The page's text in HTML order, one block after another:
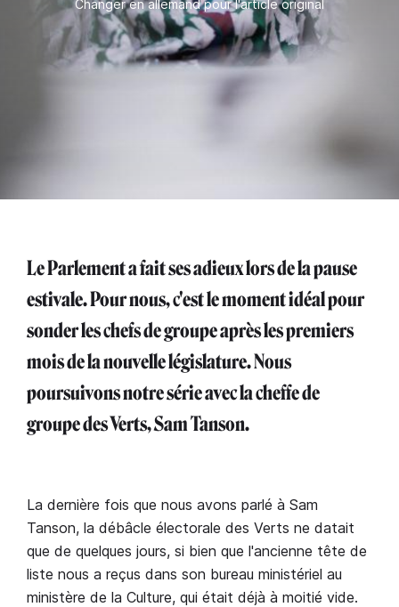
Changer en allemand pour l'article original
Le Parlement a fait ses adieux lors de la pause
estivale. Pour nous, c'est le moment idéal pour
sonder les chefs de groupe après les premiers
mois de la nouvelle législature. Nous
poursuivons notre série avec la cheffe de
groupe des Verts, Sam Tanson.
La dernière fois que nous avons parlé à Sam
Tanson, la débâcle électorale des Verts ne datait
que de quelques jours, si bien que l'ancienne tête de
liste nous a reçus dans son bureau ministériel au
ministère de la Culture, qui était déjà à moitié vide.